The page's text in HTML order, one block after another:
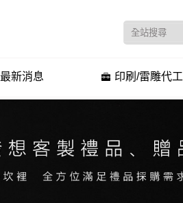
最新消息 印刷/雷雕代工